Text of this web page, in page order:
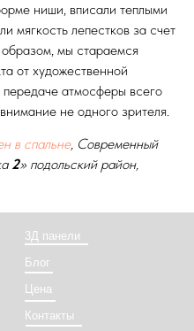
ниши, вписали теплыми
мягкость лепестков за счет
мы стараемся
от художественной
атмосферы всего
не одного зрителя.
в спальне, Современный
2» подольский район,
3Д панели
Блог
Цена
Контакты